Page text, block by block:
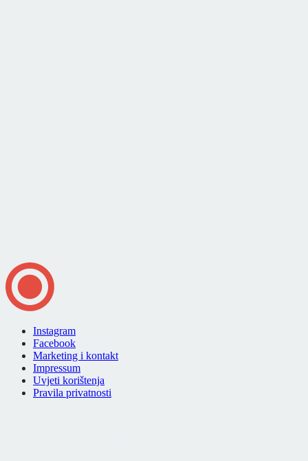
Instagram
Facebook
Marketing i kontakt
Impressum
Uvjeti korištenja
Pravila privatnosti